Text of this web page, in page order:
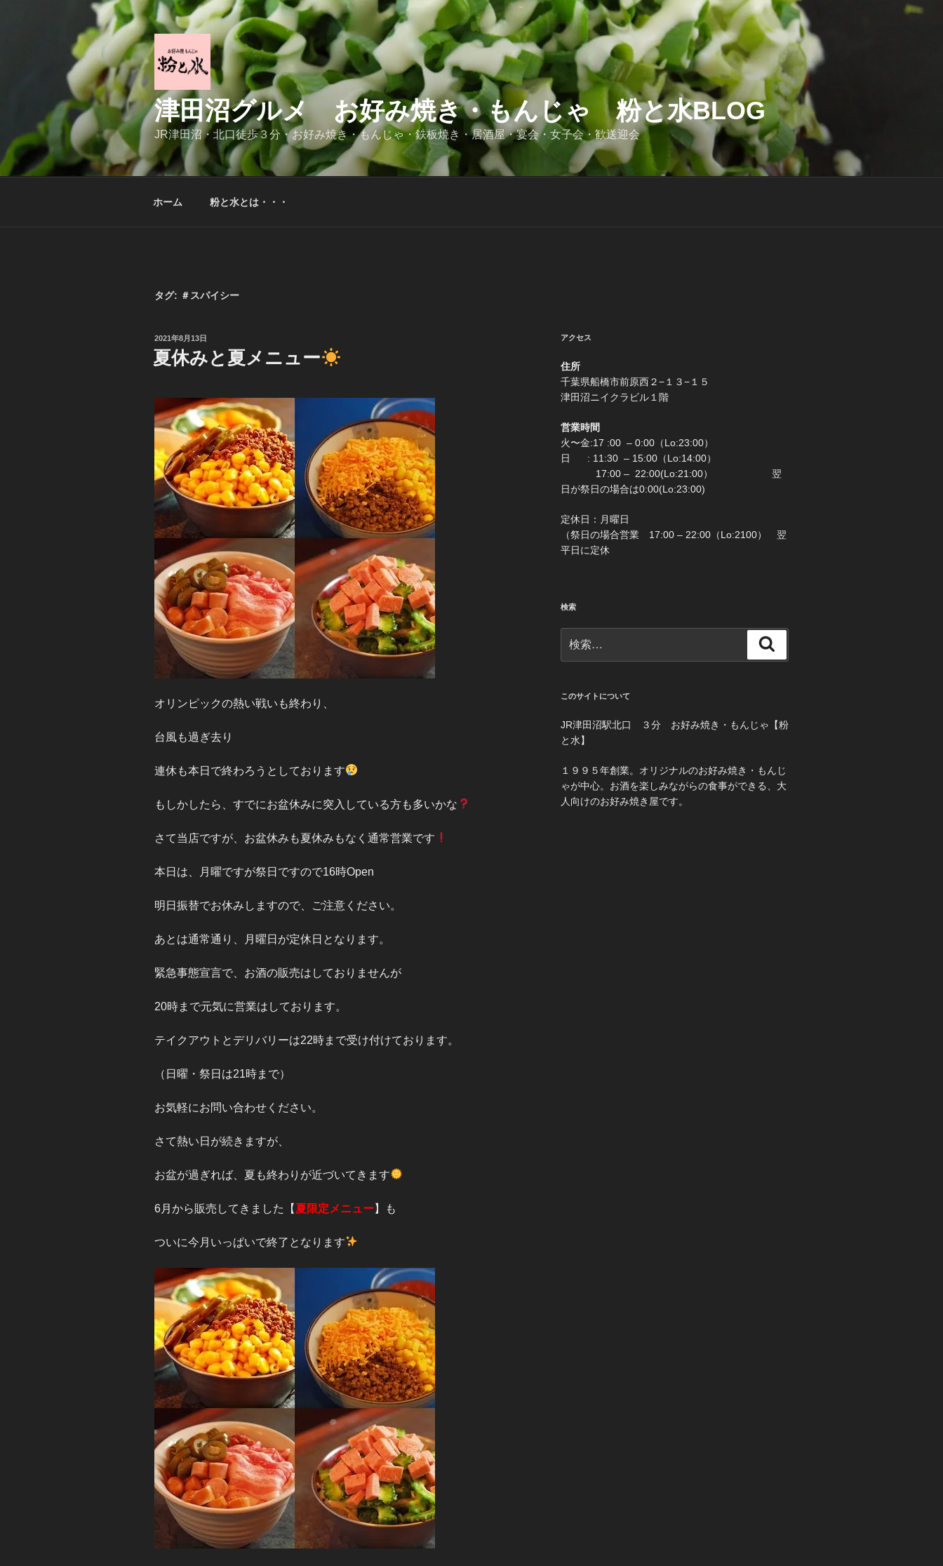
プ
津田沼グルメ お好み焼き・もんじゃ 粉と水BLOG
JR津田沼・北口徒歩３分・お好み焼き・もんじゃ・鉄板焼き・居酒屋・宴会・女子会・歓送迎会
ホーム 粉と水とは・・・
タグ: ＃スパイシー
投
稿
日:
2021年8月13日
夏休みと夏メニュー
オリンピックの熱い戦いも終わり、
台風も過ぎ去り
連休も本日で終わろうとしております
もしかしたら、すでにお盆休みに突入している方も多いかな
さて当店ですが、お盆休みも夏休みもなく通常営業です
本日は、月曜ですが祭日ですので16時Open
明日振替でお休みしますので、ご注意ください。
あとは通常通り、月曜日が定休日となります。
緊急事態宣言で、お酒の販売はしておりませんが
20時まで元気に営業はしております。
テイクアウトとデリバリーは22時まで受け付けております。
（日曜・祭日は21時まで）
お気軽にお問い合わせください。
さて熱い日が続きますが、
お盆が過ぎれば、夏も終わりが近づいてきます
6月から販売してきました【夏限定メニュー】も
ついに今月いっぱいで終了となります
アクセス
住所
千葉県船橋市前原西２−１３−１５
津田沼ニイクラビル１階
営業時間
火〜金:17 :00 – 0:00（Lo:23:00）
日 : 11:30 – 15:00（Lo:14:00）
17:00 – 22:00(Lo:21:00） 翌
日が祭日の場合は0:00(Lo:23:00)
定休日：月曜日
（祭日の場合営業 17:00 – 22:00（Lo:2100） 翌
平日に定休
検索
索:
索
このサイトについて
JR津田沼駅北口 ３分 お好み焼き・もんじゃ【粉
と水】
１９９５年創業。オリジナルのお好み焼き・もんじ
ゃが中心。お酒を楽しみながらの食事ができる、大
人向けのお好み焼き屋です。